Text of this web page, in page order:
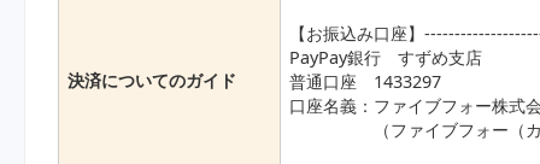
決済についてのガイド
【お振込み口座】
PayPay銀行 すずめ支店
普通口座 1433297
口座名義：ファイブフォー株式
（ファイブフォー（カ）